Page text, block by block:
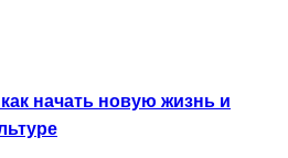
начать новую жизнь и